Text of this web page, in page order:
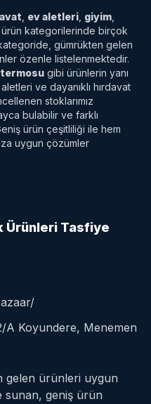
ev aletleri giyim
kategorilerinde birçok
gümrükten gelen
özenle listelenmektedir.
gibi ürünlerin yanı
ve dayanıklı hırdavat
stoklarımız
bulabilir ve farklı
ürün çeşitliliği ile hem
uygun çözümler
Ürünleri Tasfiye
A Koyundere, Menemen
gelen ürünleri uygun
sunan, geniş ürün